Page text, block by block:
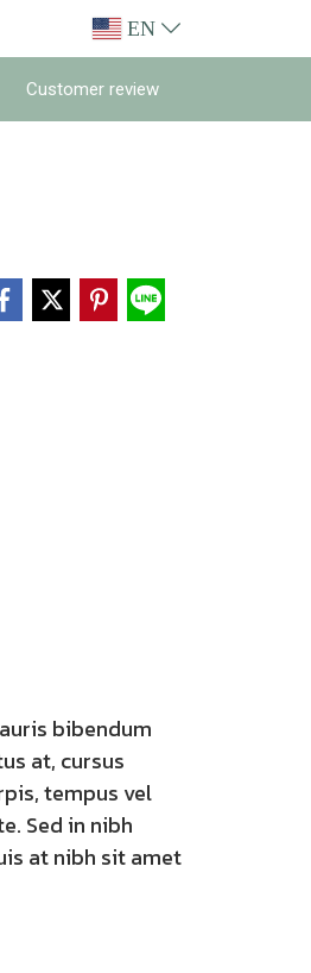
EN
Customer review
bibendum
at, cursus
tempus vel
Sed in nibh
at nibh sit amet